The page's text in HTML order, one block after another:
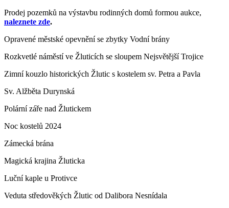
Prodej pozemků na výstavbu rodinných domů formou aukce,
naleznete zde.
Opravené městské opevnění se zbytky Vodní brány
Rozkvetlé náměstí ve Žluticích se sloupem Nejsvětější Trojice
Zimní kouzlo historických Žlutic s kostelem sv. Petra a Pavla
Sv. Alžběta Durynská
Polární záře nad Žlutickem
Noc kostelů 2024
Zámecká brána
Magická krajina Žluticka
Luční kaple u Protivce
Veduta středověkých Žlutic od Dalibora Nesnídala